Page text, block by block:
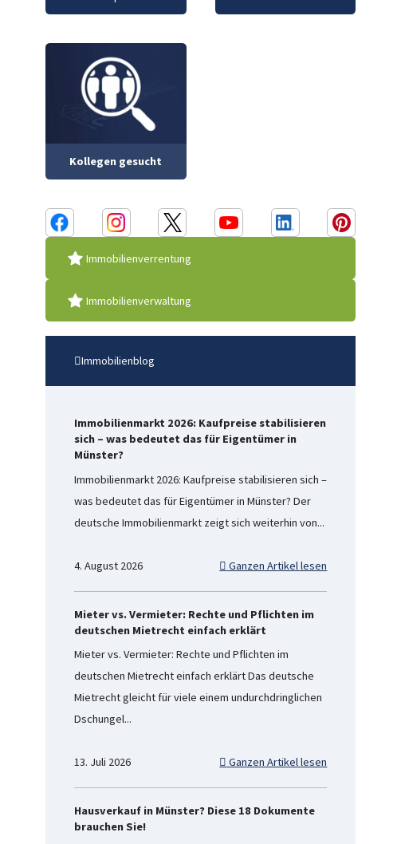
Kollegen gesucht
Immobilienverrentung
Immobilienverwaltung
Immobilienblog
Immobilienmarkt 2026: Kaufpreise stabilisieren
sich – was bedeutet das für Eigentümer in
Münster?
Immobilienmarkt 2026: Kaufpreise stabilisieren sich –
was bedeutet das für Eigentümer in Münster? Der
deutsche Immobilienmarkt zeigt sich weiterhin von...
4. August 2026 Ganzen Artikel lesen
Mieter vs. Vermieter: Rechte und Pflichten im
deutschen Mietrecht einfach erklärt
Mieter vs. Vermieter: Rechte und Pflichten im
deutschen Mietrecht einfach erklärt Das deutsche
Mietrecht gleicht für viele einem undurchdringlichen
Dschungel...
13. Juli 2026 Ganzen Artikel lesen
Hausverkauf in Münster? Diese 18 Dokumente
brauchen Sie!